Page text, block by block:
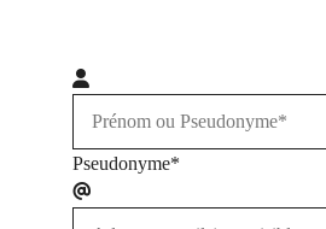
Pseudonyme*